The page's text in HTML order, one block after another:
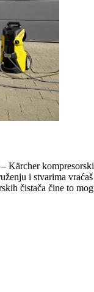
i stvarima
čistača čine to